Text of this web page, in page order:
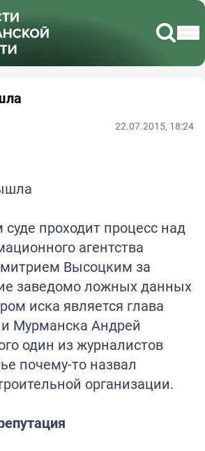
22.07.2015, 18:24
проходит процесс над
агентства
Высоцким за
заведомо ложных данных
иска является глава
Мурманска Андрей
один из журналистов
почему-то назвал
организации.